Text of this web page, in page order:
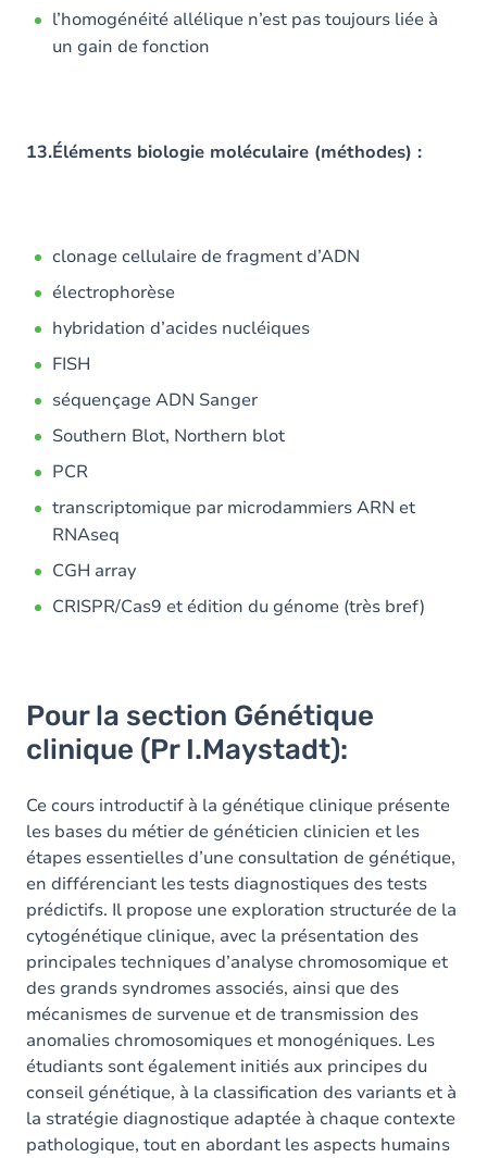
l’homogénéité allélique n’est pas toujours liée à
un gain de fonction
13.Éléments biologie moléculaire (méthodes) :
clonage cellulaire de fragment d’ADN
électrophorèse
hybridation d’acides nucléiques
FISH
séquençage ADN Sanger
Southern Blot, Northern blot
PCR
transcriptomique par microdammiers ARN et
RNAseq
CGH array
CRISPR/Cas9 et édition du génome (très bref)
Pour la section Génétique
clinique (Pr I.Maystadt):
Ce cours introductif à la génétique clinique présente
les bases du métier de généticien clinicien et les
étapes essentielles d’une consultation de génétique,
en différenciant les tests diagnostiques des tests
prédictifs. Il propose une exploration structurée de la
cytogénétique clinique, avec la présentation des
principales techniques d’analyse chromosomique et
des grands syndromes associés, ainsi que des
mécanismes de survenue et de transmission des
anomalies chromosomiques et monogéniques. Les
étudiants sont également initiés aux principes du
conseil génétique, à la classification des variants et à
la stratégie diagnostique adaptée à chaque contexte
pathologique, tout en abordant les aspects humains